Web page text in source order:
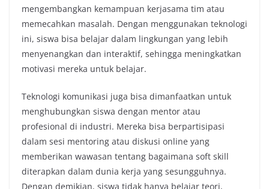
mengembangkan kemampuan kerjasama tim atau
memecahkan masalah. Dengan menggunakan teknologi
ini, siswa bisa belajar dalam lingkungan yang lebih
menyenangkan dan interaktif, sehingga meningkatkan
motivasi mereka untuk belajar.
Teknologi komunikasi juga bisa dimanfaatkan untuk
menghubungkan siswa dengan mentor atau
profesional di industri. Mereka bisa berpartisipasi
dalam sesi mentoring atau diskusi online yang
memberikan wawasan tentang bagaimana soft skill
diterapkan dalam dunia kerja yang sesungguhnya.
Dengan demikian, siswa tidak hanya belajar teori,